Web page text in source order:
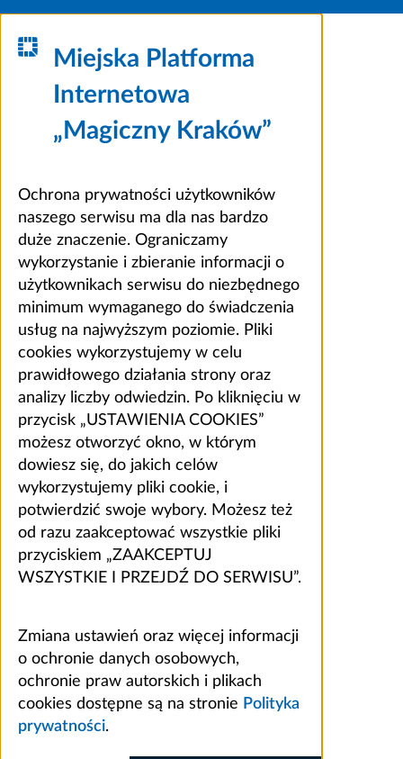
Miejska Platforma
Internetowa
„Magiczny Kraków”
Ochrona prywatności użytkowników
naszego serwisu ma dla nas bardzo
duże znaczenie. Ograniczamy
wykorzystanie i zbieranie informacji o
użytkownikach serwisu do niezbędnego
minimum wymaganego do świadczenia
usług na najwyższym poziomie. Pliki
cookies wykorzystujemy w celu
prawidłowego działania strony oraz
analizy liczby odwiedzin. Po kliknięciu w
przycisk „USTAWIENIA COOKIES”
możesz otworzyć okno, w którym
dowiesz się, do jakich celów
wykorzystujemy pliki cookie, i
potwierdzić swoje wybory. Możesz też
od razu zaakceptować wszystkie pliki
przyciskiem „ZAAKCEPTUJ
WSZYSTKIE I PRZEJDŹ DO SERWISU”.
Zmiana ustawień oraz więcej informacji
o ochronie danych osobowych,
ochronie praw autorskich i plikach
cookies dostępne są na stronie Polityka
prywatności.